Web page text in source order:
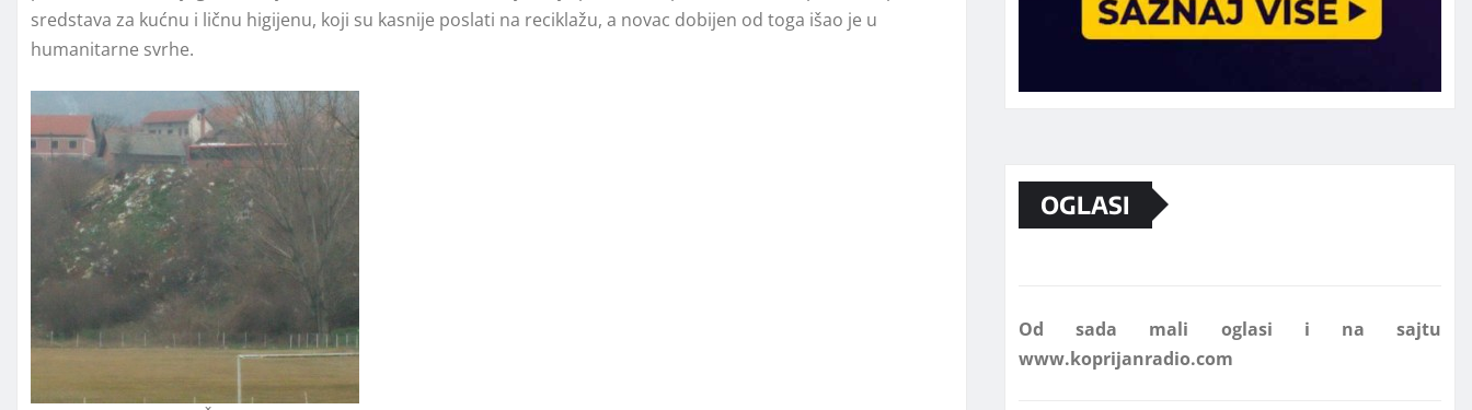
sredstava za kućnu i ličnu higijenu, koji su kasnije poslati na reciklažu, a novac dobijen od toga išao je u
humanitarne svrhe.
OGLASI
Marketing telefon 062 463 002